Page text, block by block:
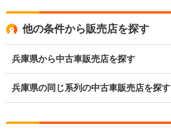
他の条件から販売店を探す
兵庫県から中古車販売店を探す
兵庫県の同じ系列の中古車販売店を探す